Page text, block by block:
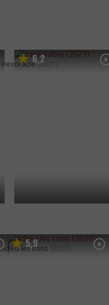
6,2
Inexorable (2021)
5,9
Adieu les cons (2020)